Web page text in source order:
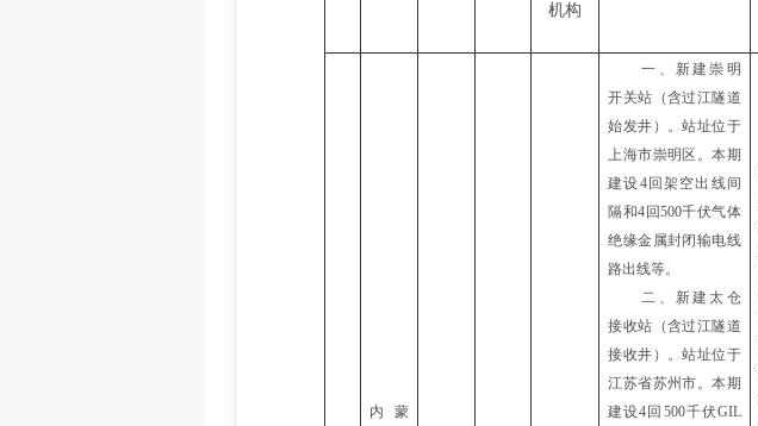
机构
内蒙
一、 新建崇明
开关站（含过江隧道
始发井）。站址位于
上海市崇明区。本期
建设4回架空出线间
隔和4回500千伏气体
绝缘金属封闭输电线
路出线等。
二、 新建太仓
接收站（含过江隧道
接收井）。站址位于
江苏省苏州市。本期
建设4回500千伏GIL